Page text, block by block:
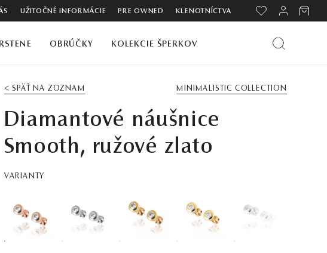
UŽITOČNÉ INFORMÁCIE PRE OWNED KLENOTNÍCTVA
OBRÚČKY KOLEKCIE ŠPERKOV
< SPÄŤ NA ZOZNAM MINIMALISTIC COLLECTION
Diamantové náušnice
Smooth, ružové zlato
VARIANTY